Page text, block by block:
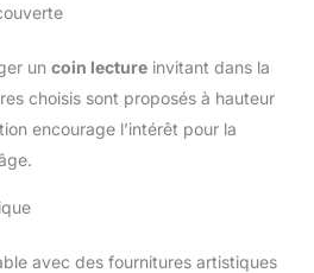
un coin lecture invitant dans la
choisis sont proposés à hauteur
encourage l’intérêt pour la
avec des fournitures artistiques